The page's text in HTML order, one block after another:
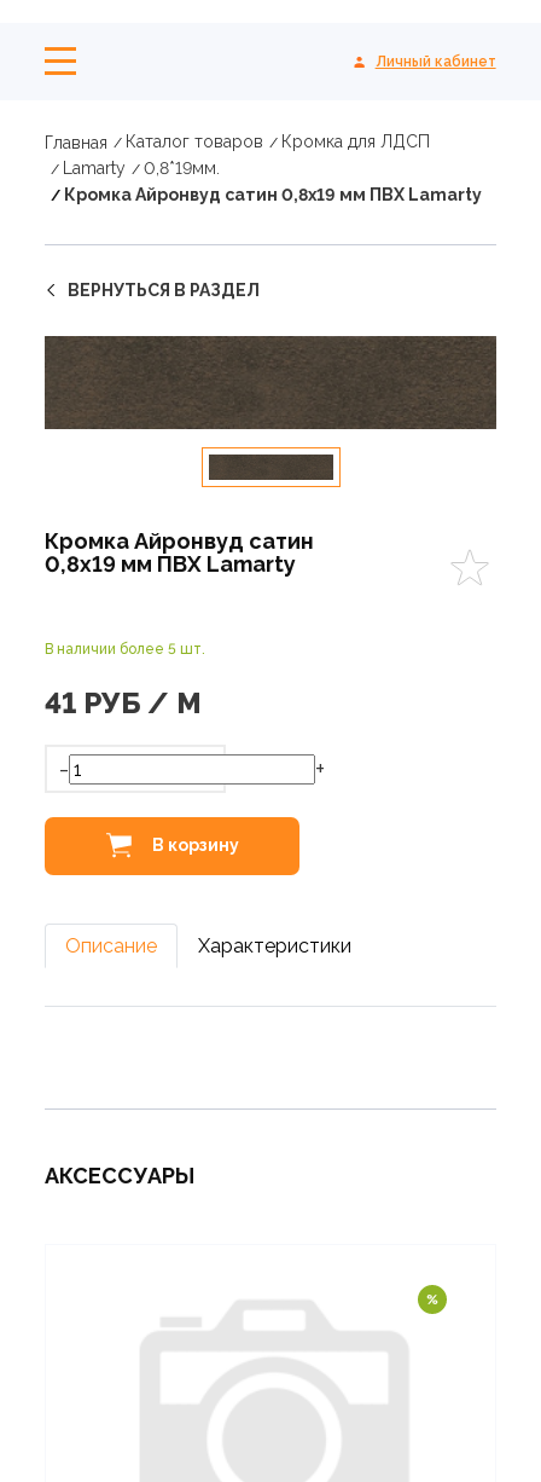
Личный кабинет
Главная Каталог товаров
Кромка для ЛДСП
Lamarty
0,8*19мм.
Кромка Айронвуд сатин 0,8х19 мм ПВХ Lamarty
ВЕРНУТЬСЯ В РАЗДЕЛ
Кромка Айронвуд сатин
0,8х19 мм ПВХ Lamarty
В наличии более 5 шт.
41 РУБ / М
- +
В корзину
Описание Характеристики
АКСЕССУАРЫ